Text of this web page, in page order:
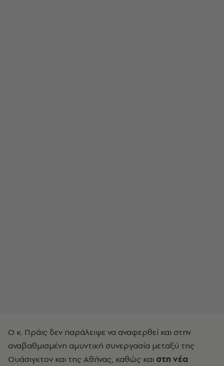
Ο κ. Πράις δεν παράλειψε να αναφερθεί και στην
αναβαθμισμένη αμυντική συνεργασία μεταξύ της
Ουάσιγκτον και της Αθήνας, καθώς και στη νέα